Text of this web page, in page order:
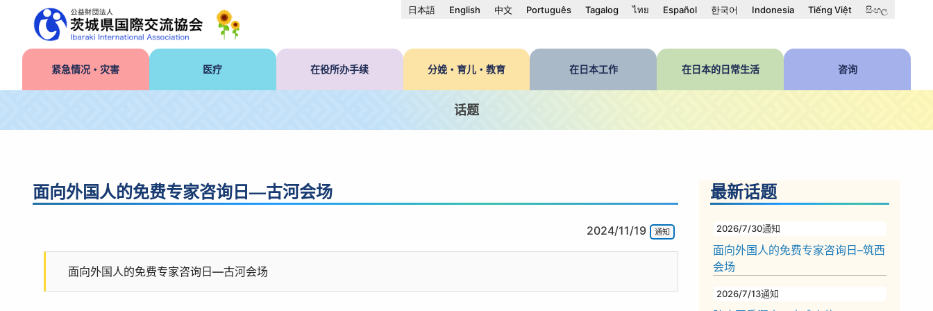
日本語 English 中文 Português Tagalog ไทย Español 한국어 Indonesia Tiếng Việt සිංහල
紧急情况・灾害 医疗 在役所办手续 分娩・育儿・教育 在日本工作 在日本的日常生活 咨询
话题
面向外国人的免费专家咨询日—古河会场
2024/11/19 通知
面向外国人的免费专家咨询日—古河会场
最新话题
2026/7/30通知
面向外国人的免费专家咨询日–筑西
会场
2026/7/13通知